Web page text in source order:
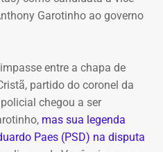
de um procedimento
das condutas
vereadora também pede
legais cabíveis,
de denúncia.
anexou capturas
das postagens
Garotinho ao governo
entre a chapa de
partido do coronel da
chegou a ser
mas sua legenda
Paes (PSD) na disputa